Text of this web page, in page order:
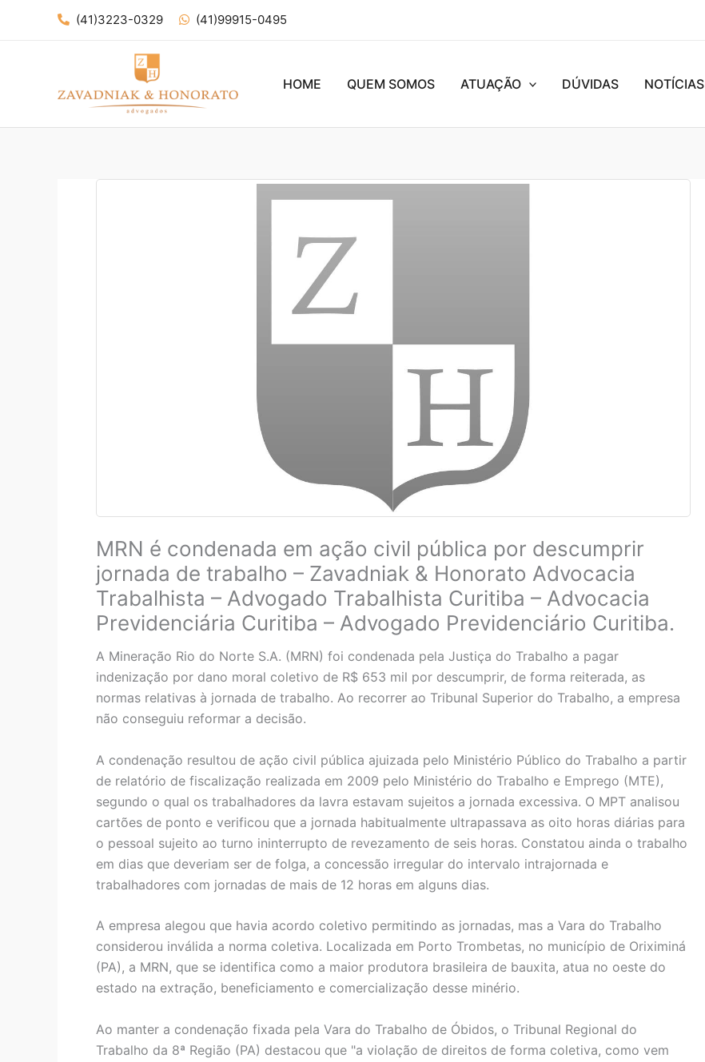
(41)3223-0329 (41)99915-0495
HOME QUEM SOMOS ATUAÇÃO DÚVIDAS NOTÍCIAS
MRN é condenada em ação civil pública por descumprir
jornada de trabalho – Zavadniak & Honorato Advocacia
Trabalhista – Advogado Trabalhista Curitiba – Advocacia
Previdenciária Curitiba – Advogado Previdenciário Curitiba.
A Mineração Rio do Norte S.A. (MRN) foi condenada pela Justiça do Trabalho a pagar
indenização por dano moral coletivo de R$ 653 mil por descumprir, de forma reiterada, as
normas relativas à jornada de trabalho. Ao recorrer ao Tribunal Superior do Trabalho, a empresa
não conseguiu reformar a decisão.
A condenação resultou de ação civil pública ajuizada pelo Ministério Público do Trabalho a partir
de relatório de fiscalização realizada em 2009 pelo Ministério do Trabalho e Emprego (MTE),
segundo o qual os trabalhadores da lavra estavam sujeitos a jornada excessiva. O MPT analisou
cartões de ponto e verificou que a jornada habitualmente ultrapassava as oito horas diárias para
o pessoal sujeito ao turno ininterrupto de revezamento de seis horas. Constatou ainda o trabalho
em dias que deveriam ser de folga, a concessão irregular do intervalo intrajornada e
trabalhadores com jornadas de mais de 12 horas em alguns dias.
A empresa alegou que havia acordo coletivo permitindo as jornadas, mas a Vara do Trabalho
considerou inválida a norma coletiva. Localizada em Porto Trombetas, no município de Oriximiná
(PA), a MRN, que se identifica como a maior produtora brasileira de bauxita, atua no oeste do
estado na extração, beneficiamento e comercialização desse minério.
Ao manter a condenação fixada pela Vara do Trabalho de Óbidos, o Tribunal Regional do
Trabalho da 8ª Região (PA) destacou que "a violação de direitos de forma coletiva, como vem